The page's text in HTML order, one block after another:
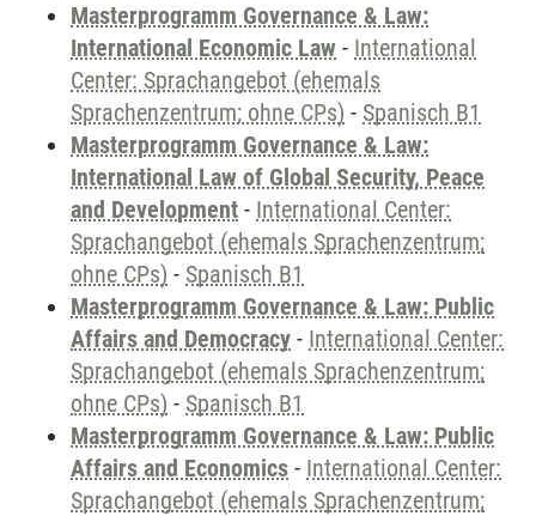
Masterprogramm Governance & Law:
International Economic Law - International
Center: Sprachangebot (ehemals
Sprachenzentrum; ohne CPs) - Spanisch B1
Masterprogramm Governance & Law:
International Law of Global Security, Peace
and Development - International Center:
Sprachangebot (ehemals Sprachenzentrum;
ohne CPs) - Spanisch B1
Masterprogramm Governance & Law: Public
Affairs and Democracy - International Center:
Sprachangebot (ehemals Sprachenzentrum;
ohne CPs) - Spanisch B1
Masterprogramm Governance & Law: Public
Affairs and Economics - International Center:
Sprachangebot (ehemals Sprachenzentrum;